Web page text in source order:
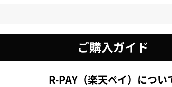
ご購入ガイド
R-PAY（楽天ペイ）につい